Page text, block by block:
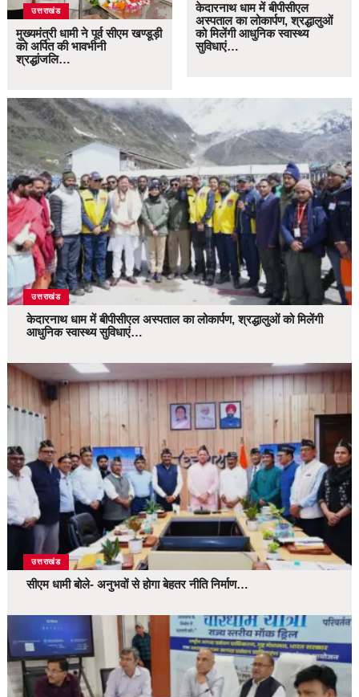
उत्तराखंड
मुख्यमंत्री धामी ने पूर्व सीएम खण्डूड़ी
को अर्पित की भावभीनी
श्रद्धांजलि…
केदारनाथ धाम में बीपीसीएल
अस्पताल का लोकार्पण, श्रद्धालुओं
को मिलेंगी आधुनिक स्वास्थ्य
सुविधाएं…
उत्तराखंड
केदारनाथ धाम में बीपीसीएल अस्पताल का लोकार्पण, श्रद्धालुओं को मिलेंगी
आधुनिक स्वास्थ्य सुविधाएं…
उत्तराखंड
सीएम धामी बोले- अनुभवों से होगा बेहतर नीति निर्माण…